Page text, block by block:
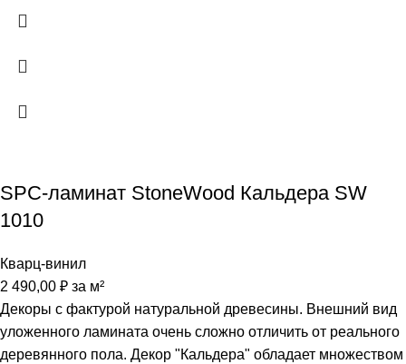
SPC-ламинат StoneWood Кальдера SW
1010
Кварц-винил
2 490,00 ₽ за м²
Декоры с фактурой натуральной древесины. Внешний вид
уложенного ламината очень сложно отличить от реального
деревянного пола. Декор "Кальдера" обладает множеством